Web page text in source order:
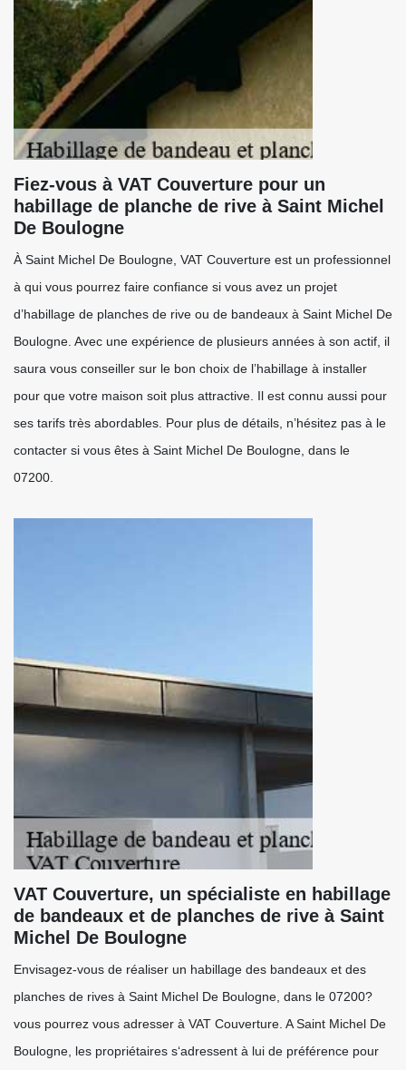
Fiez-vous à VAT Couverture pour un
habillage de planche de rive à Saint Michel
De Boulogne
À Saint Michel De Boulogne, VAT Couverture est un professionnel
à qui vous pourrez faire confiance si vous avez un projet
d’habillage de planches de rive ou de bandeaux à Saint Michel De
Boulogne. Avec une expérience de plusieurs années à son actif, il
saura vous conseiller sur le bon choix de l’habillage à installer
pour que votre maison soit plus attractive. Il est connu aussi pour
ses tarifs très abordables. Pour plus de détails, n’hésitez pas à le
contacter si vous êtes à Saint Michel De Boulogne, dans le
07200.
VAT Couverture, un spécialiste en habillage
de bandeaux et de planches de rive à Saint
Michel De Boulogne
Envisagez-vous de réaliser un habillage des bandeaux et des
planches de rives à Saint Michel De Boulogne, dans le 07200?
vous pourrez vous adresser à VAT Couverture. A Saint Michel De
Boulogne, les propriétaires s‘adressent à lui de préférence pour